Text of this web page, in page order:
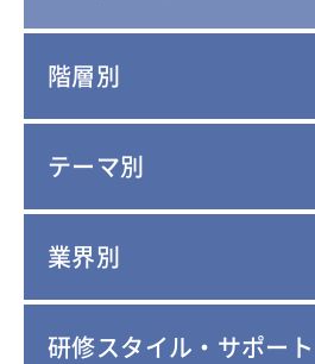
階層別
テーマ別
業界別
研修スタイル・サポート